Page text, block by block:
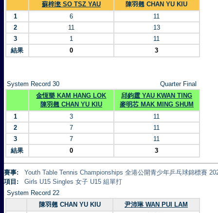
蘇梓滺 SO TSZ YAU
陳羽翹 CHAN YU KIU
1
6
11
2
11
13
3
1
11
結果
0 3
System Record 30
Quarter Final
金恆樂 KAM HANG LOK
陳羽翹 CHAN YU KIU
邱鈞霆 YAU KWAN TING
麥明芯 MAK MING SHUM
1
3
11
2
7
11
3
7
11
結果
0 3
賽事:
Youth Table Tennis Championships 全港公開青少年乒乓球錦標賽
項目:
Girls U15 Singles 女子 U15 組單打
System Record 22
陳羽翹 CHAN YU KIU
尹沛琳 WAN PUI LAM